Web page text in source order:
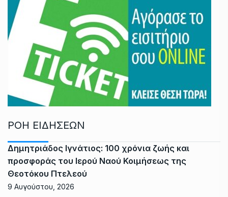
ΡΟΗ ΕΙΔΗΣΕΩΝ
Δημητριάδος Ιγνάτιος: 100 χρόνια ζωής και
προσφοράς του Ιερού Ναού Κοιμήσεως της
Θεοτόκου Πτελεού
9 Αυγούστου, 2026